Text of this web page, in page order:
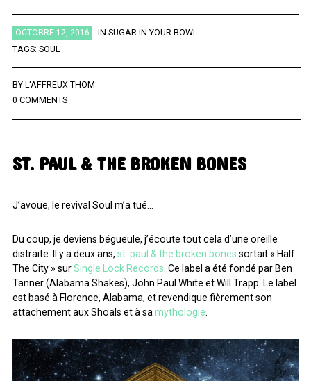
ÉTIQUETTES
AFRICA AFROBEAT
BRAZIL
BRITPOP
INSTRUMENTAL
JAZZ L'HEURE DU BILAN
POP
POP ROCK PUB ROCK RAP RATTRAPAGE
ROCK
ROCK CALIFORNIEN
RYTHMN AND BLUES SERIES
SOCIÉTÉ
SONG OF THE WEEK
SOUL SOUNDTRACK OF MY LIFE
ARCHIVES
OCTOBRE 12, 2016 IN SUGAR IN YOUR BOWL
TAGS: SOUL
BY L'AFFREUX THOM
0 COMMENTS
ST. PAUL & THE BROKEN BONES
J’avoue, le revival Soul m’a tué…
Du coup, je deviens bégueule, j’écoute tout cela d’une oreille
distraite. Il y a deux ans, st. paul & the broken bones sortait « Half
The City » surSingle Lock Records . Ce label a été fondé par Ben
Tanner (Alabama Shakes), John Paul White et Will Trapp. Le label
est basé à Florence, Alabama, et revendique fièrement son
attachement aux Shoals et à sa mythologie